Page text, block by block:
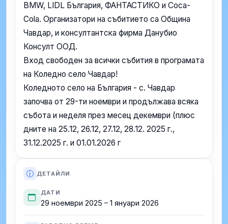
BMW, LIDL България, ФАНТАСТИКО и Coca-
Cola. Организатори на събитието са Община
Чавдар, и консултантска фирма Данубио
Консулт ООД.
Вход свободен за всички събития в програмата
на Коледно село Чавдар!
Коледното село на България - с. Чавдар
започва от 29-ти ноември и продължава всяка
събота и неделя през месец декември (плюс
дните на 25.12, 26.12, 27.12, 28.12. 2025 г.,
31.12.2025 г. и 01.01.2026 г
ДЕТАЙЛИ
ДАТИ
29 ноември 2025 – 1 януари 2026